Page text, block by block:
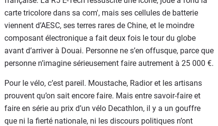
carte tricolore dans sa com', mais ses cellules de batterie
viennent d’AESC, ses terres rares de Chine, et le moindre
composant électronique a fait deux fois le tour du globe
avant d’arriver à Douai. Personne ne s’en offusque, parce que
personne n’imagine sérieusement faire autrement à 25 000 €.
Pour le vélo, c’est pareil. Moustache, Radior et les artisans
prouvent qu’on sait encore faire. Mais entre savoir-faire et
faire en série au prix d’un vélo Decathlon, il y a un gouffre
que ni la fierté nationale, ni les discours politiques n’ont